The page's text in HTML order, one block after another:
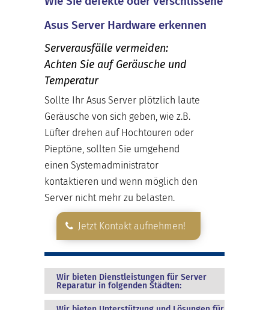
Asus Server Hardware erkennen
Serverausfälle vermeiden:
Achten Sie auf Geräusche und
Temperatur
Sollte Ihr Asus Server plötzlich laute
Geräusche von sich geben, wie z.B.
Lüfter drehen auf Hochtouren oder
Pieptöne, sollten Sie umgehend
einen Systemadministrator
kontaktieren und wenn möglich den
Server nicht mehr zu belasten.
Jetzt Kontakt aufnehmen!
Wir bieten Dienstleistungen für Server
Reparatur in folgenden Städten: